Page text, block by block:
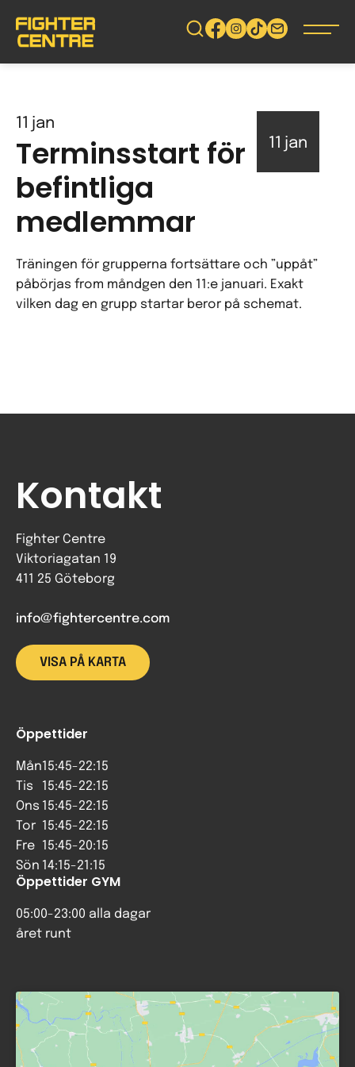
vidare
11 jan
11 jan
Terminsstart för
befintliga
medlemmar
Träningen för grupperna fortsättare och ”uppåt”
påbörjas from måndgen den 11:e januari. Exakt
vilken dag en grupp startar beror på schemat.
Kontakt
Fighter Centre
Viktoriagatan 19
411 25 Göteborg
info@fightercentre.com
VISA PÅ KARTA
Öppettider
Mån15:45-22:15
Tis
15:45-22:15
Ons 15:45-22:15
Tor 15:45-22:15
Fre 15:45-20:15
Sön 14:15-21:15
Öppettider GYM
05:00-23:00 alla dagar
året runt